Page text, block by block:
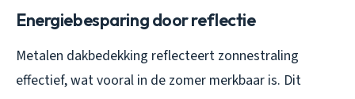
Energiebesparing door reflectie
Metalen dakbedekking reflecteert zonnestraling
effectief, wat vooral in de zomer merkbaar is. Dit